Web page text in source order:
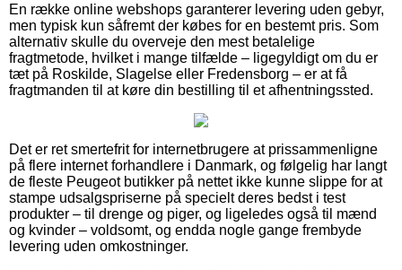
En række online webshops garanterer levering uden gebyr,
men typisk kun såfremt der købes for en bestemt pris. Som
alternativ skulle du overveje den mest betalelige
fragtmetode, hvilket i mange tilfælde – ligegyldigt om du er
tæt på Roskilde, Slagelse eller Fredensborg – er at få
fragtmanden til at køre din bestilling til et afhentningssted.
Det er ret smertefrit for internetbrugere at prissammenligne
på flere internet forhandlere i Danmark, og følgelig har langt
de fleste Peugeot butikker på nettet ikke kunne slippe for at
stampe udsalgspriserne på specielt deres bedst i test
produkter – til drenge og piger, og ligeledes også til mænd
og kvinder – voldsomt, og endda nogle gange frembyde
levering uden omkostninger.